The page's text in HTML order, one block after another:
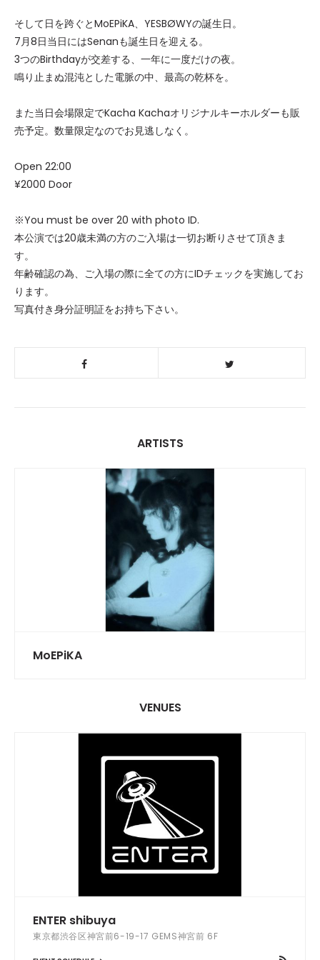
そして日を跨ぐとMoEPiKA、YESBØWYの誕生日。
7月8日当日にはSenanも誕生日を迎える。
3つのBirthdayが交差する、一年に一度だけの夜。
鳴り止まぬ混沌とした電脈の中、最高の乾杯を。
また当日会場限定でKacha Kachaオリジナルキーホルダーも販
売予定。数量限定なのでお見逃しなく。
Open 22:00
¥2000 Door
※You must be over 20 with photo ID.
本公演では20歳未満の方のご入場は一切お断りさせて頂きま
す。
年齢確認の為、ご入場の際に全ての方にIDチェックを実施してお
ります。
写真付き身分証明証をお持ち下さい。
ARTISTS
MoEPiKA
VENUES
ENTER shibuya
東京都渋谷区神宮前6-19-17 GEMS神宮前 6F